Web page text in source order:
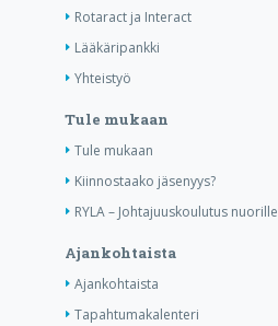
Rotaract ja Interact
Lääkäripankki
Yhteistyö
Tule mukaan
Tule mukaan
Kiinnostaako jäsenyys?
RYLA – Johtajuuskoulutus nuorille
Ajankohtaista
Ajankohtaista
Tapahtumakalenteri